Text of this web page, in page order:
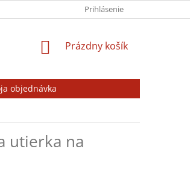
VÝSTAVY / BURZY / ZÁJAZDY
Prihlásenie
NÁKUPNÝ
Prázdny košík
objednávka
utierka na